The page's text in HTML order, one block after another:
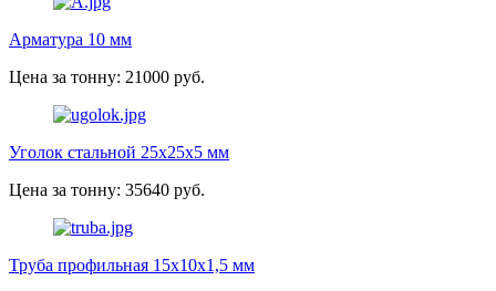
Арматура 10 мм
Цена за тонну: 21000 руб.
Уголок стальной 25х25х5 мм
Цена за тонну: 35640 руб.
Труба профильная 15х10х1,5 мм